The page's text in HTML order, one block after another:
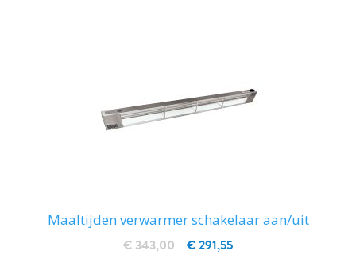
Maaltijden verwarmer schakelaar aan/uit
€ 291,55
€ 343,00